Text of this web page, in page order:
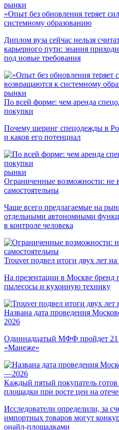
рынки
«Опыт без обновления теряет
системному образованию
Диплом вуза сейчас нельзя
карьерного пути: знания
под новые требования
рынки
По всей форме: чем аренда
покупки
Почему шеринг спецодежды в
и каков его потенциал
рынки
Ограниченные возможности: не
самостоятельны
Чаще всего предлагаемые на
отдельными автономными
в контроле человека
Trouver подвел итоги двух лет
На презентации в Москве бренд
пылесосы и кухонную технику
Названа дата проведения
2026
Одиннадцатый МФФ пройдет 21
«Манеже»
Каждый пятый покупатель
площадки при росте цен на
Исследователи определили, за
импортных товаров могут
онайл-площадками